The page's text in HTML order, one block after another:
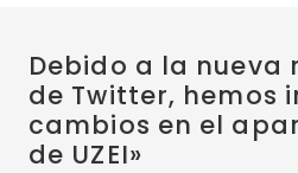
Debido a la nueva
de Twitter, hemos
cambios en el
de UZEI»